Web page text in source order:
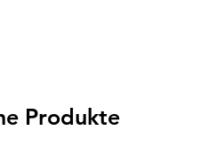
Produkte